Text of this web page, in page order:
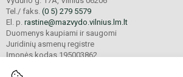
Tel./ faks. (0 5) 279 5579
El. p. rastine@mazvydo.vilnius.lm.lt
Duomenys kaupiami ir saugomi
Juridinių asmenų registre
Įmonės kodas 195003862